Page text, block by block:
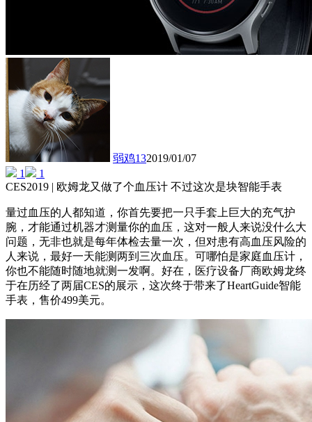
弱鸡132019/01/07
1
1
CES2019 | 欧姆龙又做了个血压计 不过这次是块智能手表
量过血压的人都知道，你首先要把一只手套上巨大的充气护
腕，才能通过机器才测量你的血压，这对一般人来说没什么大
问题，无非也就是每年体检去量一次，但对患有高血压风险的
人来说，最好一天能测两到三次血压。可哪怕是家庭血压计，
你也不能随时随地就测一发啊。好在，医疗设备厂商欧姆龙终
于在历经了两届CES的展示，这次终于带来了HeartGuide智能
手表，售价499美元。